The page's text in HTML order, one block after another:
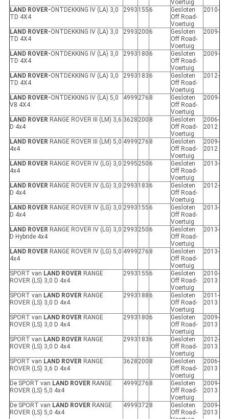
Voertuig
LAND ROVER-ONTDEKKING IV (LA) 3,0
TD 4X4
2993 155 6
Gesloten
Off Road-
Voertuig
2010-
LAND ROVER-ONTDEKKING IV (LA) 3,0
TD 4X4
2993 200 6
Gesloten
Off Road-
Voertuig
2009-
LAND ROVER-ONTDEKKING IV (LA) 3,0
TD 4X4
2993 180 6
Gesloten
Off Road-
Voertuig
2009-
LAND ROVER-ONTDEKKING IV (LA) 3,0
TD 4X4
2993 183 6
Gesloten
Off Road-
Voertuig
2012-
LAND ROVER-ONTDEKKING IV (LA) 5,0
V8 4X4
4999 276 8
Gesloten
Off Road-
Voertuig
2009-
LAND ROVER RANGE ROVER III (LM) 3,6
D 4x4
3628 200 8
Gesloten
Off Road-
Voertuig
2006-
2012
LAND ROVER RANGE ROVER III (LM) 5,0
4x4
4999 276 8
Gesloten
Off Road-
Voertuig
2009-
2012
LAND ROVER RANGE ROVER IV (LG) 3,0
4x4
2995 250 6
Gesloten
Off Road-
Voertuig
2013-
LAND ROVER RANGE ROVER IV (LG) 3,0
D 4x4
2993 183 6
Gesloten
Off Road-
Voertuig
2012-
LAND ROVER RANGE ROVER IV (LG) 3,0
D 4x4
2993 155 6
Gesloten
Off Road-
Voertuig
2013-
LAND ROVER RANGE ROVER IV (LG) 3,0
D Hybride 4x4
2993 250 6
Gesloten
Off Road-
Voertuig
2013-
LAND ROVER RANGE ROVER IV (LG) 5,0
4x4
4999 276 8
Gesloten
Off Road-
Voertuig
2013-
SPORT van LAND ROVER RANGE
ROVER (LS) 3,0 D 4x4
2993 155 6
Gesloten
Off Road-
Voertuig
2010-
2013
SPORT van LAND ROVER RANGE
ROVER (LS) 3,0 D 4x4
2993 188 6
Gesloten
Off Road-
Voertuig
2011-
2013
SPORT van LAND ROVER RANGE
ROVER (LS) 3,0 D 4x4
2993 180 6
Gesloten
Off Road-
Voertuig
2009-
2013
SPORT van LAND ROVER RANGE
ROVER (LS) 3,0 D 4x4
2993 183 6
Gesloten
Off Road-
Voertuig
2012-
2013
SPORT van LAND ROVER RANGE
ROVER (LS) 3,6 D 4x4
3628 200 8
Gesloten
Off Road-
Voertuig
2006-
2013
De SPORT van LAND ROVER RANGE
ROVER (LS) 5,0 4x4
4999 276 8
Gesloten
Off Road-
Voertuig
2009-
2013
De SPORT van LAND ROVER RANGE
ROVER (LS) 5,0 4x4
4999 3728
Gesloten
Off Road-
2009-
2013